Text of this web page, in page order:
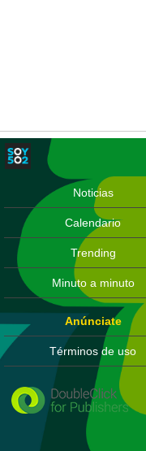
Noticias
Calendario
Trending
Minuto a minuto
Anúnciate
Términos de uso